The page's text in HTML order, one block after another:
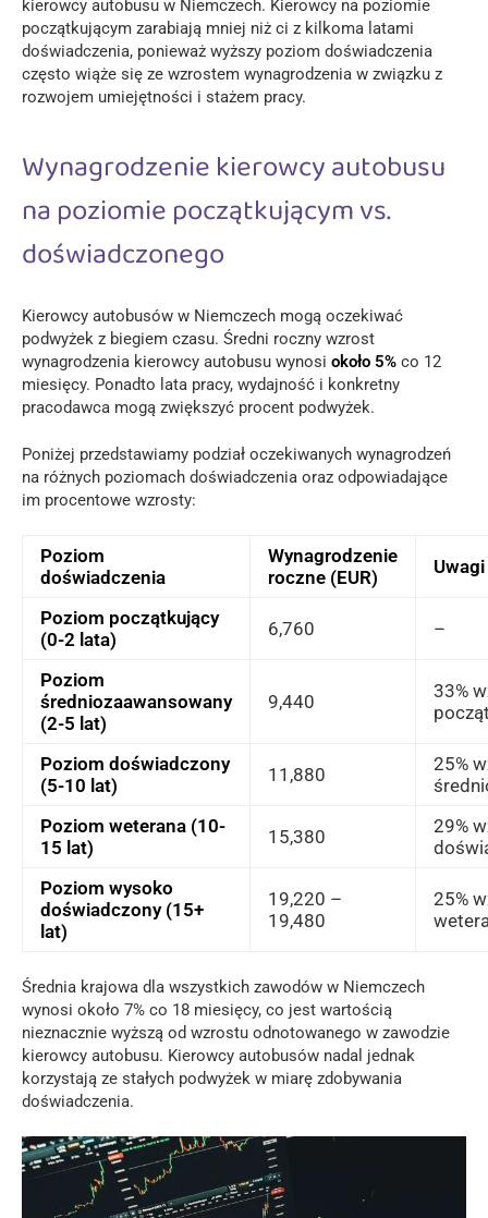
kierowcy autobusu w Niemczech. Kierowcy na poziomie
początkującym zarabiają mniej niż ci z kilkoma latami
doświadczenia, ponieważ wyższy poziom doświadczenia
często wiąże się ze wzrostem wynagrodzenia w związku z
rozwojem umiejętności i stażem pracy.
Wynagrodzenie kierowcy autobusu
na poziomie początkującym vs.
doświadczonego
Kierowcy autobusów w Niemczech mogą oczekiwać
podwyżek z biegiem czasu. Średni roczny wzrost
wynagrodzenia kierowcy autobusu wynosi około 5% co 12
miesięcy. Ponadto lata pracy, wydajność i konkretny
pracodawca mogą zwiększyć procent podwyżek.
Poniżej przedstawiamy podział oczekiwanych wynagrodzeń
na różnych poziomach doświadczenia oraz odpowiadające
im procentowe wzrosty:
Poziom
doświadczenia
Wynagrodzenie
roczne (EUR)
Uwagi
Poziom początkujący
(0-2 lata)
6,760 –
Poziom
średniozaawansowany
(2-5 lat)
9,440
33%
Poziom doświadczony
(5-10 lat)
11,880
25%
Poziom weterana (10-
15 lat)
15,380
29%
Poziom wysoko
doświadczony (15+
lat)
19,220 –
19,480
25%
Średnia krajowa dla wszystkich zawodów w Niemczech
wynosi około 7% co 18 miesięcy, co jest wartością
nieznacznie wyższą od wzrostu odnotowanego w zawodzie
kierowcy autobusu. Kierowcy autobusów nadal jednak
korzystają ze stałych podwyżek w miarę zdobywania
doświadczenia.